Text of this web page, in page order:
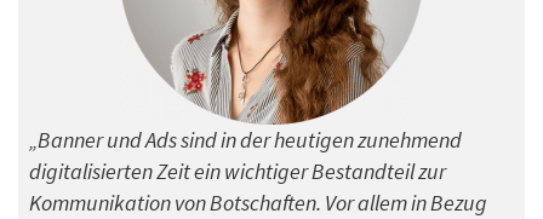
„Banner und Ads sind in der heutigen zunehmend
digitalisierten Zeit ein wichtiger Bestandteil zur
Kommunikation von Botschaften. Vor allem in Bezug